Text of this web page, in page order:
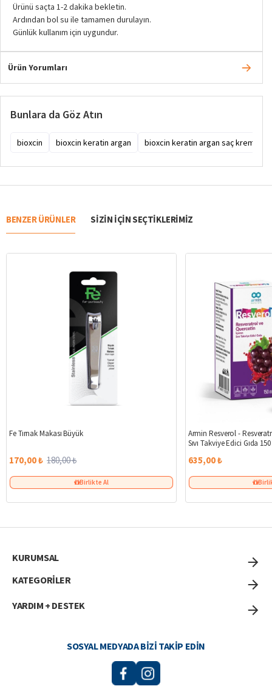
Ürünü saçta 1-2 dakika bekletin.
Ardından bol su ile tamamen durulayın.
Günlük kullanım için uygundur.
Ürün Yorumları
Bunlara da Göz Atın
bioxcin bioxcin keratin argan bioxcin keratin argan saç kremi
BENZER ÜRÜNLER SIZIN IÇIN SEÇTIKLERIMIZ
Fe Tırnak Makası Büyük
170,00 ₺ 180,00 ₺
Birlikte Al
Armin Resverol -
Sıvı Takviye Edici Gıda
635,00 ₺
KURUMSAL
KATEGORİLER
YARDIM + DESTEK
SOSYAL MEDYADA BIZI TAKIP EDIN